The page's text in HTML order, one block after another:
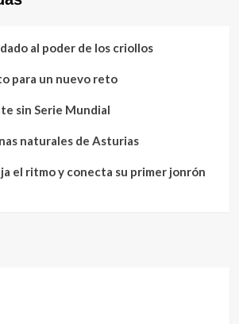
al poder de los criollos
para un nuevo reto
sin Serie Mundial
naturales de Asturias
el ritmo y conecta su primer jonrón